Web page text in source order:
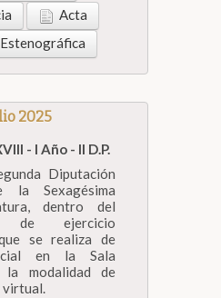
Acta
2025
- I Año - II D.P.
Diputación
la Sexagésima
dentro del
de ejercicio
se realiza de
en la Sala
modalidad de
virtual.